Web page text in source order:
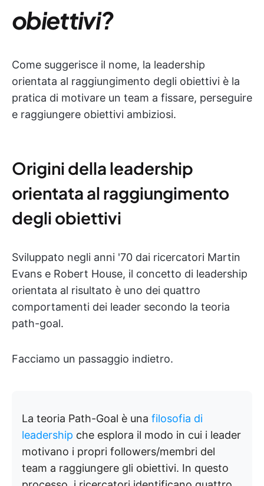
obiettivi?
Come suggerisce il nome, la leadership
orientata al raggiungimento degli obiettivi è la
pratica di motivare un team a fissare, perseguire
e raggiungere obiettivi ambiziosi.
Origini della leadership
orientata al raggiungimento
degli obiettivi
Sviluppato negli anni '70 dai ricercatori Martin
Evans e Robert House, il concetto di leadership
orientata al risultato è uno dei quattro
comportamenti dei leader secondo la teoria
path-goal.
Facciamo un passaggio indietro.
La teoria Path-Goal è una filosofia di
leadership che esplora il modo in cui i leader
motivano i propri followers/membri del
team a raggiungere gli obiettivi. In questo